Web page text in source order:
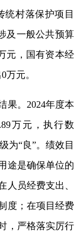
统村落保护项目
及一般公共预算
元，国有资本经
万元。
果。2024年度本
万元，执行数
为“良”。绩效目
途是确保单位的
人员经费支出、
度；在项目经费
，严格落实厉行